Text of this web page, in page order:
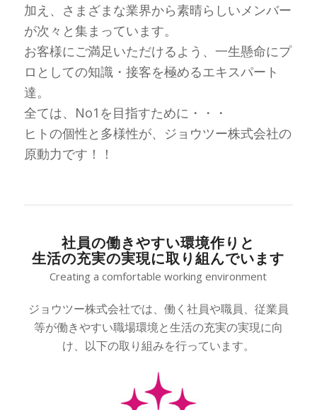
加え、さまざまな業界から素晴らしいメンバー
が次々と集まっています。
お客様にご満足いただけるよう、一生懸命にプ
ロとしての知識・接客を極めるエキスパート
達。
全ては、No1を目指すために・・・
ヒトの個性と多様性が、ジョウツー株式会社の
原動力です！！
社員の働きやすい環境作りと
生活の充実の実現に取り組んでいます
Creating a comfortable working environment
ジョウツー株式会社では、働く社員や職員、従業員
等が働きやすい職場環境と生活の充実の実現に向
け、以下の取り組みを行っています。